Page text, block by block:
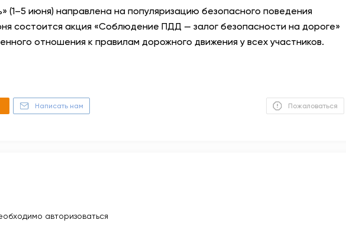
(1–5 июня) направлена на популяризацию безопасного поведения
состоится акция «Соблюдение ПДД — залог безопасности на дороге»
отношения к правилам дорожного движения у всех участников.
Написать нам Пожаловаться
авторизоваться